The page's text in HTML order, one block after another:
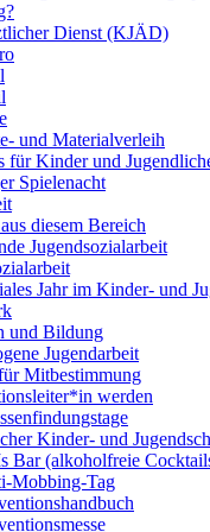
Dienst (KJÄD)
und Materialverleih
für Kinder und
Spielenacht
diesem Bereich
Jugendsozialarbeit
Jahr im Kinder- und
und Bildung
Jugendarbeit
Mitbestimmung
werden
Kinder- und
Bar (alkoholfreie
Mobbing-Tag